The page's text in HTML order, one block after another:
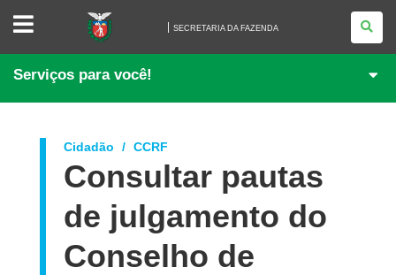
SECRETARIA
FAZENDA
SECRETARIA DA FAZENDA
Serviços para você!
Cidadão CCRF
Consultar pautas
de julgamento do
Conselho de